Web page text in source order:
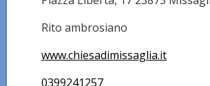
Rito ambrosiano
www.chiesadimissaglia.it
0399241257